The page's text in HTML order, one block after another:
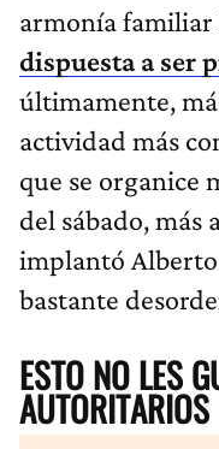
armonía familiar
dispuesta a ser
últimamente,
actividad más
que se organice
del sábado, más
implantó Alberto
bastante
ESTO NO LES
AUTORITARIOS